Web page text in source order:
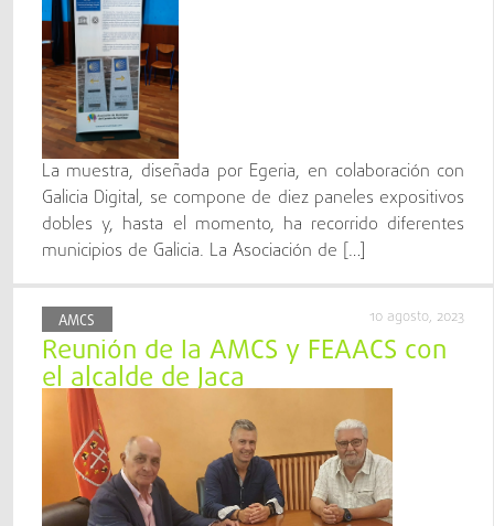
La muestra, diseñada por Egeria, en colaboración con
Galicia Digital, se compone de diez paneles expositivos
dobles y, hasta el momento, ha recorrido diferentes
municipios de Galicia. La Asociación de […]
AMCS 10 agosto, 2023
Reunión de la AMCS y FEAACS con
el alcalde de Jaca